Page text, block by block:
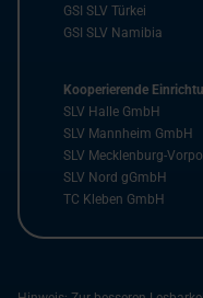
GSI SLV Türkei
GSI SLV Namibia
Kooperierende
SLV Halle GmbH
SLV Mannheim GmbH
SLV Mecklenburg-
SLV Nord gGmbH
TC Kleben GmbH